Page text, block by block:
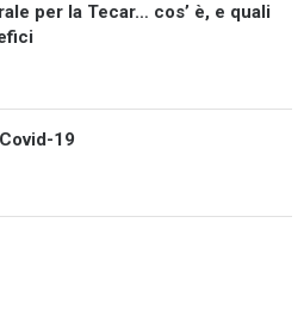
per la Tecar… cos’ è, e quali
19